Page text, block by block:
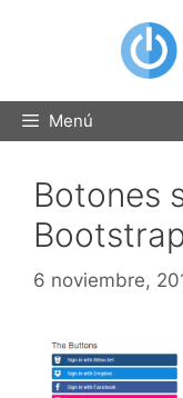
Menú
Botones
6 noviembre,